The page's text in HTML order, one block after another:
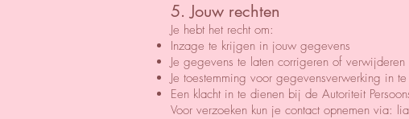
5. Jouw rechten
Je hebt het recht om:
Inzage te krijgen in jouw gegevens
Je gegevens te laten corrigeren of verwijderen
Je toestemming voor gegevensverwerking in te
Een klacht in te dienen bij de Autoriteit
Voor verzoeken kun je contact opnemen via: